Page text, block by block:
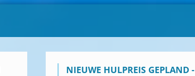
NIEUWE HULPREIS GEPLAND -